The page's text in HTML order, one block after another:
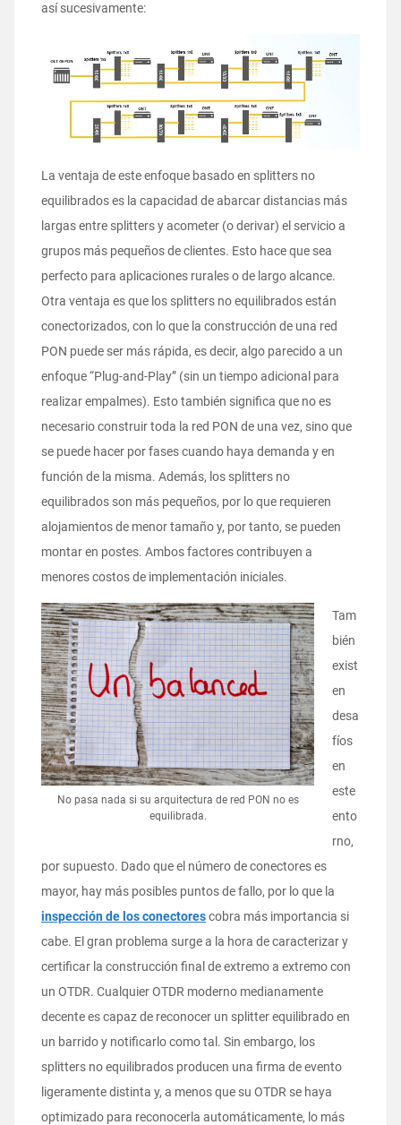
así sucesivamente:
La ventaja de este enfoque basado en splitters no
equilibrados es la capacidad de abarcar distancias más
largas entre splitters y acometer (o derivar) el servicio a
grupos más pequeños de clientes. Esto hace que sea
perfecto para aplicaciones rurales o de largo alcance.
Otra ventaja es que los splitters no equilibrados están
conectorizados, con lo que la construcción de una red
PON puede ser más rápida, es decir, algo parecido a un
enfoque “Plug-and-Play” (sin un tiempo adicional para
realizar empalmes). Esto también significa que no es
necesario construir toda la red PON de una vez, sino que
se puede hacer por fases cuando haya demanda y en
función de la misma. Además, los splitters no
equilibrados son más pequeños, por lo que requieren
alojamientos de menor tamaño y, por tanto, se pueden
montar en postes. Ambos factores contribuyen a
menores costos de implementación iniciales.
No pasa nada si su arquitectura de red PON no es
equilibrada.
Tam
bién
exist
en
desa
fíos
en
este
ento
rno,
por supuesto. Dado que el número de conectores es
mayor, hay más posibles puntos de fallo, por lo que la
inspección de los conectorescobra más importancia si
cabe. El gran problema surge a la hora de caracterizar y
certificar la construcción final de extremo a extremo con
un OTDR. Cualquier OTDR moderno medianamente
decente es capaz de reconocer un splitter equilibrado en
un barrido y notificarlo como tal. Sin embargo, los
splitters no equilibrados producen una firma de evento
ligeramente distinta y, a menos que su OTDR se haya
optimizado para reconocerla automáticamente, lo más